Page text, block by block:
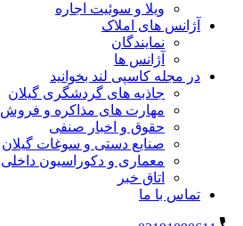
ویلا و سوئیت اجاره
آژانس های املاک
نمایندگان
آژانس ها
در مجله کاسپی لند بخوانید
جاذبه های گردشگری گیلان
مهارت های مذاکره و فروش
حقوق و اخبار صنفی
صنایع دستی و سوغات گیلان
معماری و دکوراسیون داخلی
اتاق خبر
تماس با ما